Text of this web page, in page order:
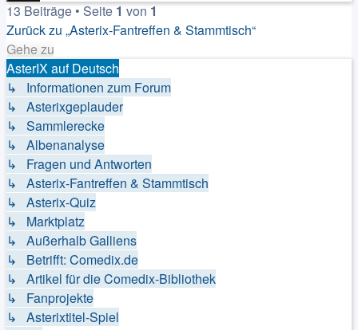
13 Beiträge • Seite 1 von 1
Zurück zu „Asterix-Fantreffen & Stammtisch“
Gehe zu
AsterIX auf Deutsch
↳ Informationen zum Forum
↳ Asterixgeplauder
↳ Sammlerecke
↳ Albenanalyse
↳ Fragen und Antworten
↳ Asterix-Fantreffen & Stammtisch
↳ Asterix-Quiz
↳ Marktplatz
↳ Außerhalb Galliens
↳ Betrifft: Comedix.de
↳ Artikel für die Comedix-Bibliothek
↳ Fanprojekte
↳ Asterixtitel-Spiel